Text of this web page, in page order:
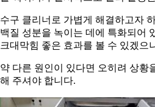
구 클리너로 가볍게 해결하고자
질 성분을 녹이는 데에 특화되어
대막힘 좋은 효과를 볼 수 있겠으
다른 원인이 있다면 오히려 상황
주셔야 합니다.